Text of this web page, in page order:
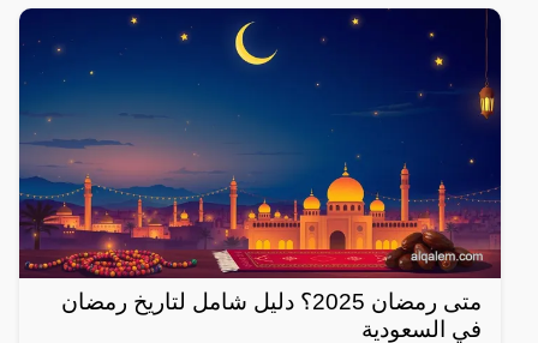
متى رمضان 2025؟ دليل شامل لتاريخ رمضان
في السعودية